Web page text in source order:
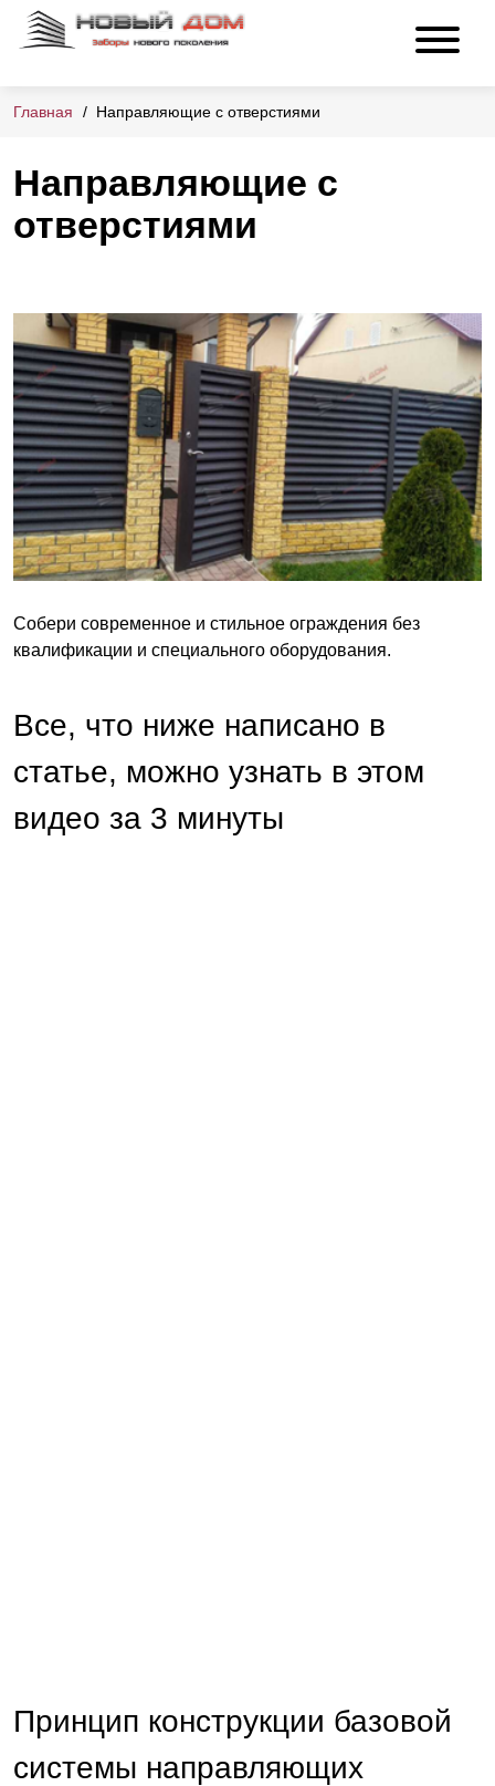
Главная Направляющие с отверстиями
Направляющие с
отверстиями
Собери современное и стильное ограждения без
квалификации и специального оборудования.
Все, что ниже написано в
статье, можно узнать в этом
видео за 3 минуты
Принцип конструкции базовой
системы направляющих